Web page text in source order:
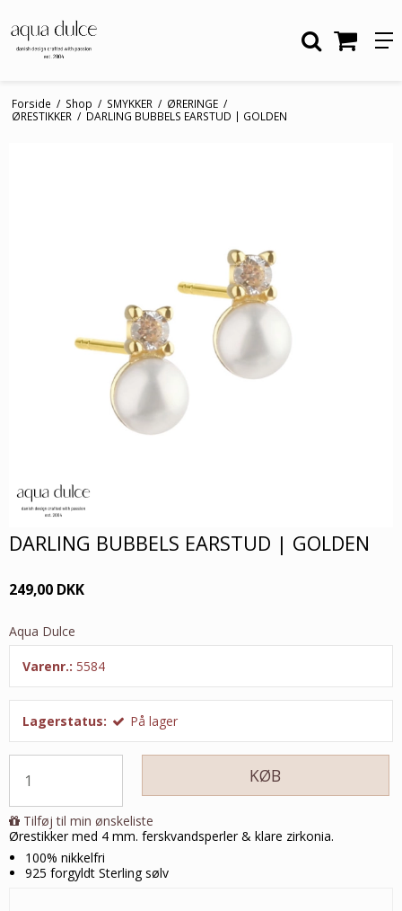
Forside / Shop / SMYKKER / ØRERINGE /
ØRESTIKKER / DARLING BUBBELS EARSTUD | GOLDEN
DARLING BUBBELS EARSTUD | GOLDEN
249,00 DKK
Aqua Dulce
Varenr.: 5584
Lagerstatus: På lager
KØB
Tilføj til min ønskeliste
Ørestikker med 4 mm. ferskvandsperler & klare zirkonia.
100% nikkelfri
925 forgyldt Sterling sølv